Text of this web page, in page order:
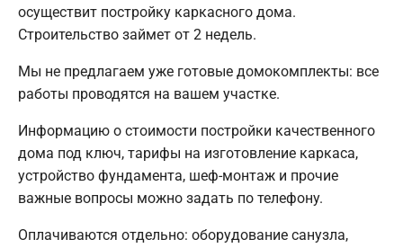
осуществит постройку каркасного дома.
Строительство займет от 2 недель.
Мы не предлагаем уже готовые домокомплекты: все
работы проводятся на вашем участке.
Информацию о стоимости постройки качественного
дома под ключ, тарифы на изготовление каркаса,
устройство фундамента, шеф-монтаж и прочие
важные вопросы можно задать по телефону.
Оплачиваются отдельно: оборудование санузла,